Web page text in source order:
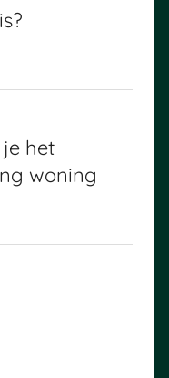
het
woning